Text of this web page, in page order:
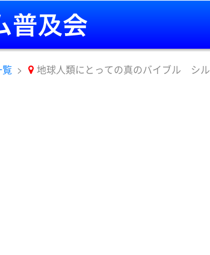
覧 地球人類にとっての真のバイブル シル